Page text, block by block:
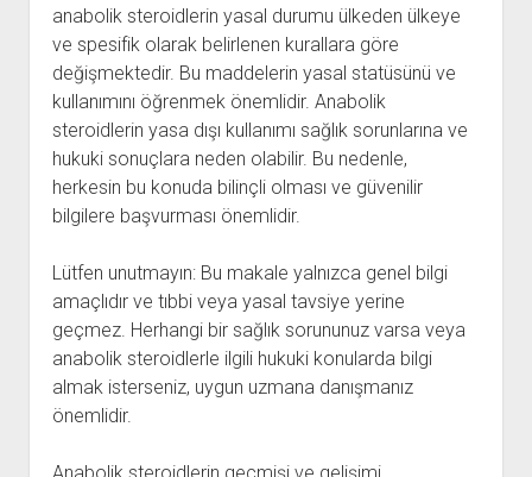
anabolik steroidlerin yasal durumu ülkeden ülkeye
ve spesifik olarak belirlenen kurallara göre
değişmektedir. Bu maddelerin yasal statüsünü ve
kullanımını öğrenmek önemlidir. Anabolik
steroidlerin yasa dışı kullanımı sağlık sorunlarına ve
hukuki sonuçlara neden olabilir. Bu nedenle,
herkesin bu konuda bilinçli olması ve güvenilir
bilgilere başvurması önemlidir.
Lütfen unutmayın: Bu makale yalnızca genel bilgi
amaçlıdır ve tıbbi veya yasal tavsiye yerine
geçmez. Herhangi bir sağlık sorununuz varsa veya
anabolik steroidlerle ilgili hukuki konularda bilgi
almak isterseniz, uygun uzmana danışmanız
önemlidir.